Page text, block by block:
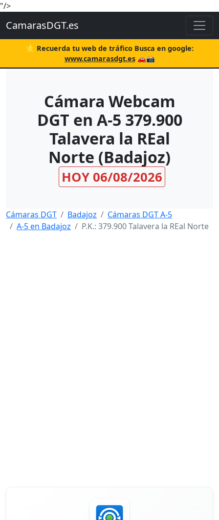
"/>
CamarasDGT.es
⭐ Recuerda tu web de tráfico Busca en google:
www.camarasdgt.es🚗📸
Cámara Webcam
DGT en A-5 379.900
Talavera la REal
Norte (Badajoz)
HOY 06/08/2026
Cámaras DGT Badajoz
Cámaras DGT A-5
A-5 en Badajoz
P.K.: 379.900 Talavera la REal Norte